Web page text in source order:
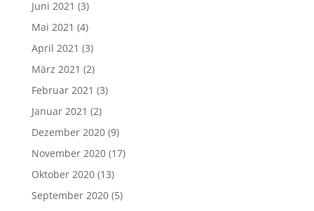
Juni 2021 (3)
Mai 2021 (4)
April 2021 (3)
März 2021 (2)
Februar 2021 (3)
Januar 2021 (2)
Dezember 2020(9)
November 2020(17)
Oktober 2020(13)
September 2020(5)